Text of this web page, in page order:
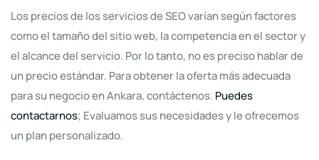
Los precios de los servicios de SEO varían según factores
como el tamaño del sitio web, la competencia en el sector y
el alcance del servicio. Por lo tanto, no es preciso hablar de
un precio estándar. Para obtener la oferta más adecuada
para su negocio en Ankara, contáctenos. Puedes
contactarnos; Evaluamos sus necesidades y le ofrecemos
un plan personalizado.